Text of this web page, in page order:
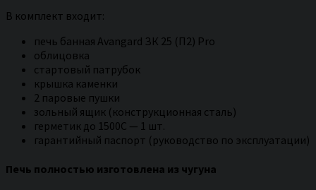
В комплект входит:
печь банная Avangard ЗК 25 (П2) Pro
облицовка
стартовый патрубок
крышка каменки
2 паровые пушки
зольный ящик (конструкционная сталь)
герметик до 1500С — 1 шт.
гарантийный паспорт (руководство по эксплуатации)
Печь полностью изготовлена из чугуна